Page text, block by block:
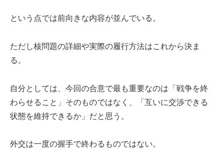
という点では前向きな内容が並んでいる。
ただし核問題の詳細や実際の履行方法はこれから決ま
る。
自分としては、今回の合意で最も重要なのは「戦争を終
わらせること」そのものではなく、「互いに交渉できる
状態を維持できるか」だと思う。
外交は一度の握手で終わるものではない。